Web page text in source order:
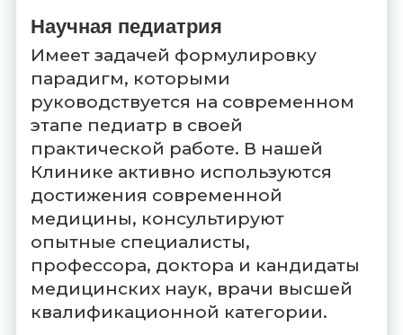
Научная педиатрия
Имеет задачей формулировку
парадигм, которыми
руководствуется на современном
этапе педиатр в своей
практической работе. В нашей
Клинике активно используются
достижения современной
медицины, консультируют
опытные специалисты,
профессора, доктора и кандидаты
медицинских наук, врачи высшей
квалификационной категории.